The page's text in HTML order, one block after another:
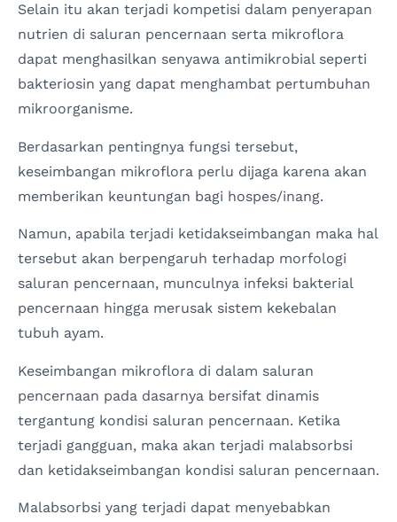
Selain itu akan terjadi kompetisi dalam penyerapan
nutrien di saluran pencernaan serta mikroflora
dapat menghasilkan senyawa antimikrobial seperti
bakteriosin yang dapat menghambat pertumbuhan
mikroorganisme.
Berdasarkan pentingnya fungsi tersebut,
keseimbangan mikroflora perlu dijaga karena akan
memberikan keuntungan bagi hospes/inang.
Namun, apabila terjadi ketidakseimbangan maka hal
tersebut akan berpengaruh terhadap morfologi
saluran pencernaan, munculnya infeksi bakterial
pencernaan hingga merusak sistem kekebalan
tubuh ayam.
Keseimbangan mikroflora di dalam saluran
pencernaan pada dasarnya bersifat dinamis
tergantung kondisi saluran pencernaan. Ketika
terjadi gangguan, maka akan terjadi malabsorbsi
dan ketidakseimbangan kondisi saluran pencernaan.
Malabsorbsi yang terjadi dapat menyebabkan